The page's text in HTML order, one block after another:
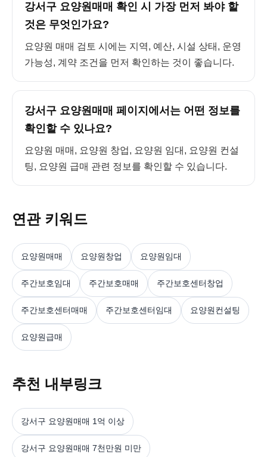
강서구 요양원매매 확인 시 가장 먼저 봐야 할
것은 무엇인가요?
요양원 매매 검토 시에는 지역, 예산, 시설 상태, 운영
가능성, 계약 조건을 먼저 확인하는 것이 좋습니다.
강서구 요양원매매 페이지에서는 어떤 정보를
확인할 수 있나요?
요양원 매매, 요양원 창업, 요양원 임대, 요양원 컨설
팅, 요양원 급매 관련 정보를 확인할 수 있습니다.
연관 키워드
요양원매매 요양원창업 요양원임대
주간보호임대 주간보호매매 주간보호센터창업
주간보호센터매매 주간보호센터임대 요양원컨설팅
요양원급매
추천 내부링크
강서구 요양원매매 1억 이상
강서구 요양원매매 7천만원 미만